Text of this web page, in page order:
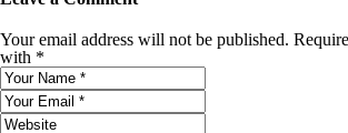
Your email address will not be published.
with *